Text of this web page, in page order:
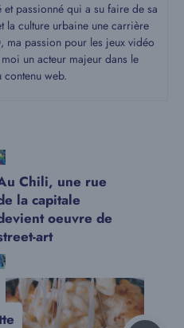
et passionné qui a su faire de sa
la culture urbaine une carrière
ma passion pour les jeux vidéo
un acteur majeur dans le
web.
Chili, une rue
la capitale
oeuvre de
art